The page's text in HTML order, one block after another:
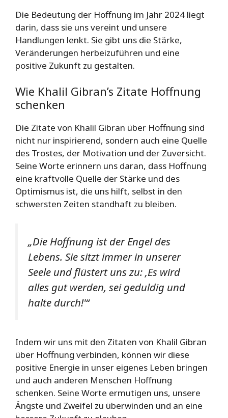
Die Bedeutung der Hoffnung im Jahr 2024 liegt
darin, dass sie uns vereint und unsere
Handlungen lenkt. Sie gibt uns die Stärke,
Veränderungen herbeizuführen und eine
positive Zukunft zu gestalten.
Wie Khalil Gibran’s Zitate Hoffnung
schenken
Die Zitate von Khalil Gibran über Hoffnung sind
nicht nur inspirierend, sondern auch eine Quelle
des Trostes, der Motivation und der Zuversicht.
Seine Worte erinnern uns daran, dass Hoffnung
eine kraftvolle Quelle der Stärke und des
Optimismus ist, die uns hilft, selbst in den
schwersten Zeiten standhaft zu bleiben.
„Die Hoffnung ist der Engel des
Lebens. Sie sitzt immer in unserer
Seele und flüstert uns zu: ‚Es wird
alles gut werden, sei geduldig und
halte durch!'“
Indem wir uns mit den Zitaten von Khalil Gibran
über Hoffnung verbinden, können wir diese
positive Energie in unser eigenes Leben bringen
und auch anderen Menschen Hoffnung
schenken. Seine Worte ermutigen uns, unsere
Ängste und Zweifel zu überwinden und an eine